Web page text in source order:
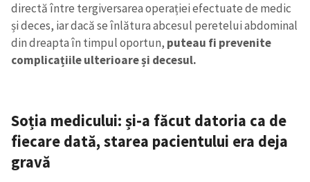
directă între tergiversarea operației efectuate de medic
și deces, iar dacă se înlătura abcesul peretelui abdominal
din dreapta în timpul oportun, puteau fi prevenite
complicațiile ulterioare și decesul.
Soția medicului: și-a făcut datoria ca de
fiecare dată, starea pacientului era deja
gravă